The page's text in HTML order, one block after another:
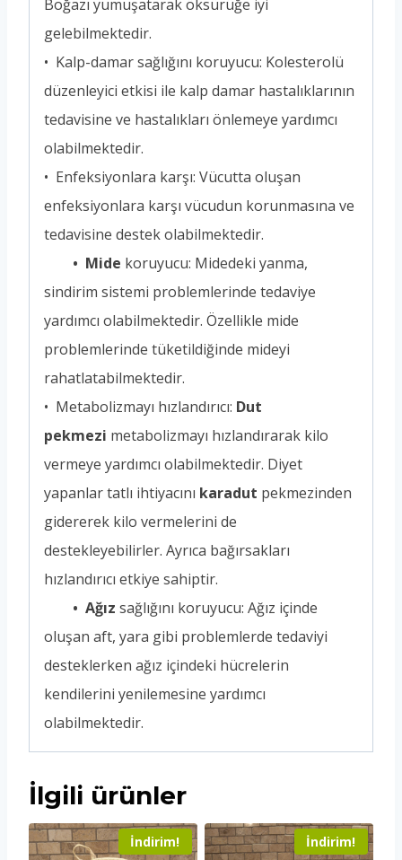
Boğazı yumuşatarak öksürüğe iyi
gelebilmektedir.
• Kalp-damar sağlığını koruyucu: Kolesterolü
düzenleyici etkisi ile kalp damar hastalıklarının
tedavisine ve hastalıkları önlemeye yardımcı
olabilmektedir.
• Enfeksiyonlara karşı: Vücutta oluşan
enfeksiyonlara karşı vücudun korunmasına ve
tedavisine destek olabilmektedir.
• Mide koruyucu: Midedeki yanma,
sindirim sistemi problemlerinde tedaviye
yardımcı olabilmektedir. Özellikle mide
problemlerinde tüketildiğinde mideyi
rahatlatabilmektedir.
• Metabolizmayı hızlandırıcı: Dut
pekmezi metabolizmayı hızlandırarak kilo
vermeye yardımcı olabilmektedir. Diyet
yapanlar tatlı ihtiyacını karadut pekmezinden
gidererek kilo vermelerini de
destekleyebilirler. Ayrıca bağırsakları
hızlandırıcı etkiye sahiptir.
• Ağız sağlığını koruyucu: Ağız içinde
oluşan aft, yara gibi problemlerde tedaviyi
desteklerken ağız içindeki hücrelerin
kendilerini yenilemesine yardımcı
olabilmektedir.
İlgili ürünler
İndirim! İndirim!